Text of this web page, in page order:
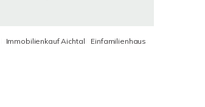
Immobilienkauf Aichtal
Einfamilienhaus